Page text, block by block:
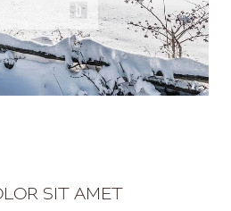
SIT AMET